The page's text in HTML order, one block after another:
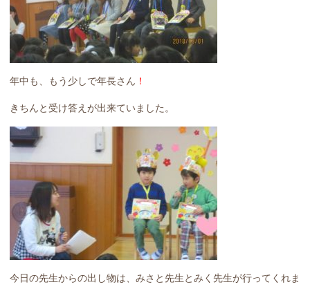
年中も、もう少しで年長さん ！
きちんと受け答えが出来ていました。
今日の先生からの出し物は、みさと先生とみく先生が行ってくれま